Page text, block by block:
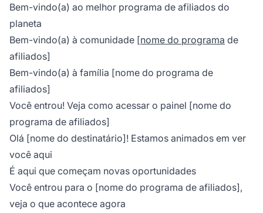
Bem-vindo(a) ao melhor programa de afiliados do
planeta
Bem-vindo(a) à comunidade [nome do programa de
afiliados]
Bem-vindo(a) à família [nome do programa de
afiliados]
Você entrou! Veja como acessar o painel [nome do
programa de afiliados]
Olá [nome do destinatário]! Estamos animados em ver
você aqui
É aqui que começam novas oportunidades
Você entrou para o [nome do programa de afiliados],
veja o que acontece agora